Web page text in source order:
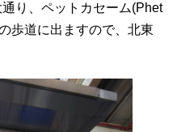
り、ペットカセーム(Phet
歩道に出ますので、北東